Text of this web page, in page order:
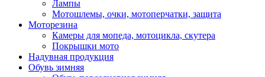
Лампы
Мотошлемы, очки, мотоперчатки, защита
Моторезина
Камеры для мопеда, мотоцикла, скутера
Покрышки мото
Надувная продукция
Обувь зимняя